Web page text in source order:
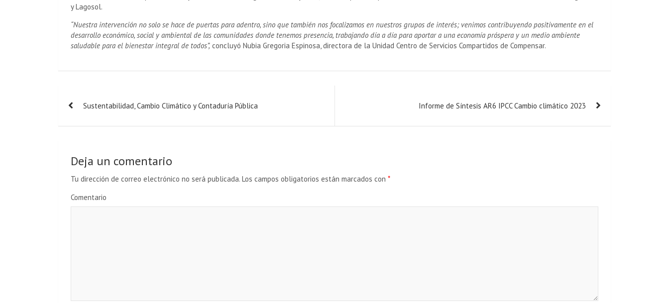
y Lagosol.
“Nuestra intervención no solo se hace de puertas para adentro, sino que también nos focalizamos en nuestros grupos de interés; venimos contribuyendo positivamente en el
desarrollo económico, social y ambiental de las comunidades donde tenemos presencia, trabajando día a día para aportar a una economía próspera y un medio ambiente
saludable para el bienestar integral de todos”, concluyó Nubia Gregoria Espinosa, directora de la Unidad Centro de Servicios Compartidos de Compensar.
Sustentabilidad, Cambio Climático y Contaduría Pública Informe de Síntesis AR6 IPCC Cambio climático 2023
Deja un comentario
Tu dirección de correo electrónico no será publicada. Los campos obligatorios están marcados con *
Comentario